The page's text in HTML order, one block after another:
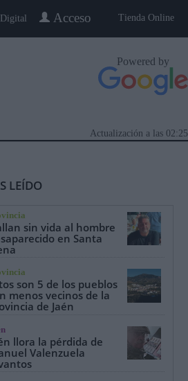
Tienda Online
Acceso
Powered by
02:25
Actualización a las
a Pueblo Especiales
LEÍDO
sin vida al hombre
en Santa
son 5 de los pueblos
menos vecinos de la
de Jaén
llora la pérdida de
Valenzuela